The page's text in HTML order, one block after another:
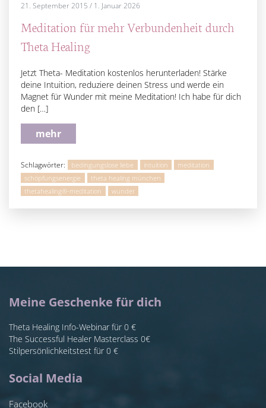
21. September 2015 / 1. Januar 2026
Meditation für mehr Verbundenheit durch
Theta Healing
Jetzt Theta- Meditation kostenlos herunterladen! Stärke
deine Intuition, reduziere deinen Stress und werde ein
Magnet für Wunder mit meine Meditation! Ich habe für dich
den […]
mehr
Schlagwörter: bedingungslose liebe intuition
meditation
schöpfungsenergie
theta healing münchen
thetahealing®-meditation
wunder
Meine Geschenke für dich
Theta Healing Info-Webinar für 0 €
The Successful Healer Masterclass 0€
Stilpersönlichkeitstest für 0 €
Social Media
Facebook